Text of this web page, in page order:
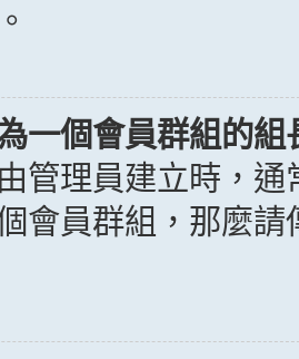
一個會員群組的組
管理員建立時，
會員群組，那麼